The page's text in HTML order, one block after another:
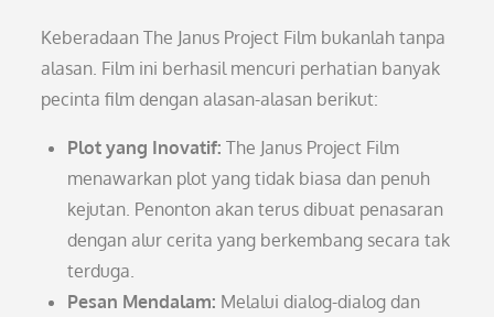
Keberadaan The Janus Project Film bukanlah tanpa
alasan. Film ini berhasil mencuri perhatian banyak
pecinta film dengan alasan-alasan berikut:
Plot yang Inovatif: The Janus Project Film
menawarkan plot yang tidak biasa dan penuh
kejutan. Penonton akan terus dibuat penasaran
dengan alur cerita yang berkembang secara tak
terduga.
Pesan Mendalam: Melalui dialog-dialog dan